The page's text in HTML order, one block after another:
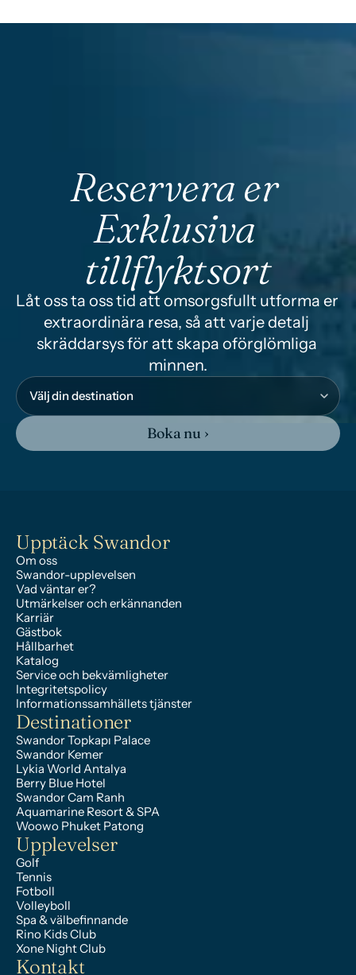
Reservera er
Exklusiva
tillflyktsort
Låt oss ta oss tid att omsorgsfullt utforma er
extraordinära resa, så att varje detalj
skräddarsys för att skapa oförglömliga
minnen.
Boka nu ›
Upptäck Swandor
Om oss
Swandor-upplevelsen
Vad väntar er?
Utmärkelser och erkännanden
Karriär
Gästbok
Hållbarhet
Katalog
Service och bekvämligheter
Integritetspolicy
Informationssamhällets tjänster
Destinationer
Swandor Topkapı Palace
Swandor Kemer
Lykia World Antalya
Berry Blue Hotel
Swandor Cam Ranh
Aquamarine Resort & SPA
Woowo Phuket Patong
Upplevelser
Golf
Tennis
Fotboll
Volleyboll
Spa & välbefinnande
Rino Kids Club
Xone Night Club
Kontakt